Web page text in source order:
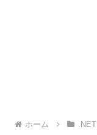
ホーム .NET